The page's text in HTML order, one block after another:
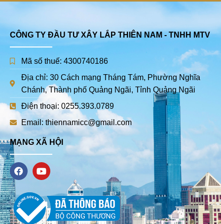
CÔNG TY ĐẦU TƯ XÂY LẮP THIÊN NAM - TNHH MTV
Mã số thuế: 4300740186
Địa chỉ: 30 Cách mạng Tháng Tám, Phường Nghĩa
Chánh, Thành phố Quảng Ngãi, Tỉnh Quảng Ngãi
Điện thoại: 0255.393.0789
Email: thiennamicc@gmail.com
MẠNG XÃ HỘI
F
a
e
b
o
o
Y
o
u
b
e